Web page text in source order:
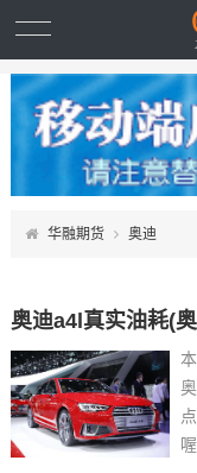
华融期货 奥迪
奥迪a4l真实油耗(